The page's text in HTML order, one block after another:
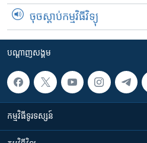
រក
ចុចស្តាប់កម្មវិធីវិទ្យុ
បណ្តាញ​សង្គម
កម្មវិធី​ទូរទស្សន៍